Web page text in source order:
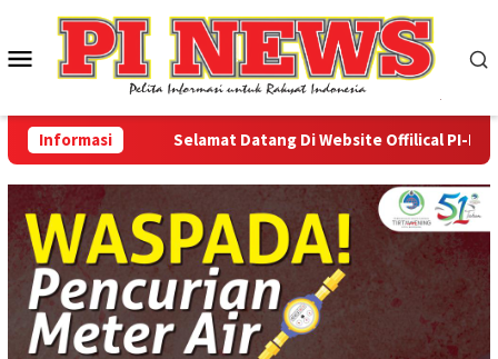
konten
Menu
Mobile
Informasi Selamat Datang Di Website Offilical PI-News